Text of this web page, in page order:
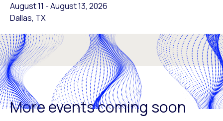
August 11 -to
August 13, 2026
Dallas, TX
More events coming soon